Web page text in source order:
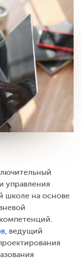
управления
школе на основе
, ведущий